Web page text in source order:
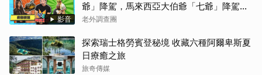
影音
爺」降駕，馬來西亞大伯爺「七爺」降駕。
當虎爺對上七爺，神明之間的較量究竟誰會
老外調查團
探索瑞士格勞賓登秘境 收藏六種阿爾卑斯夏
日療癒之旅
旅奇傳媒